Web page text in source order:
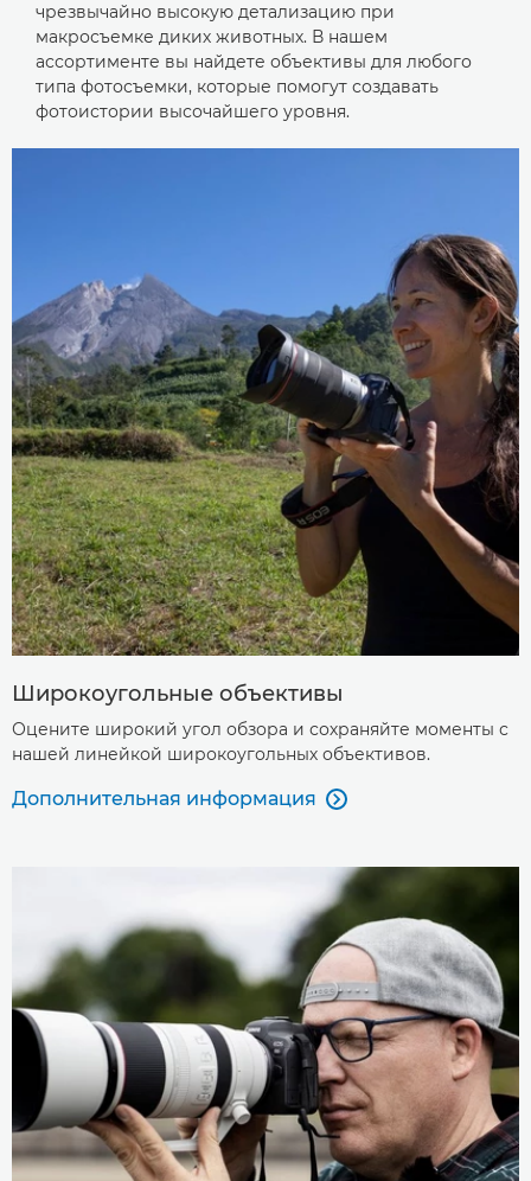
чрезвычайно высокую детализацию при
макросъемке диких животных. В нашем
ассортименте вы найдете объективы для любого
типа фотосъемки, которые помогут создавать
фотоистории высочайшего уровня.
Широкоугольные объективы
Оцените широкий угол обзора и сохраняйте моменты с
нашей линейкой широкоугольных объективов.
Дополнительная информация 